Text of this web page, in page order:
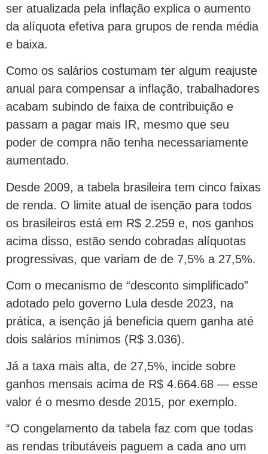
ser atualizada pela inflação explica o aumento
da alíquota efetiva para grupos de renda média
e baixa.
Como os salários costumam ter algum reajuste
anual para compensar a inflação, trabalhadores
acabam subindo de faixa de contribuição e
passam a pagar mais IR, mesmo que seu
poder de compra não tenha necessariamente
aumentado.
Desde 2009, a tabela brasileira tem cinco faixas
de renda. O limite atual de isenção para todos
os brasileiros está em R$ 2.259 e, nos ganhos
acima disso, estão sendo cobradas alíquotas
progressivas, que variam de de 7,5% a 27,5%.
Com o mecanismo de “desconto simplificado”
adotado pelo governo Lula desde 2023, na
prática, a isenção já beneficia quem ganha até
dois salários mínimos (R$ 3.036).
Já a taxa mais alta, de 27,5%, incide sobre
ganhos mensais acima de R$ 4.664.68 — esse
valor é o mesmo desde 2015, por exemplo.
“O congelamento da tabela faz com que todas
as rendas tributáveis paguem a cada ano um